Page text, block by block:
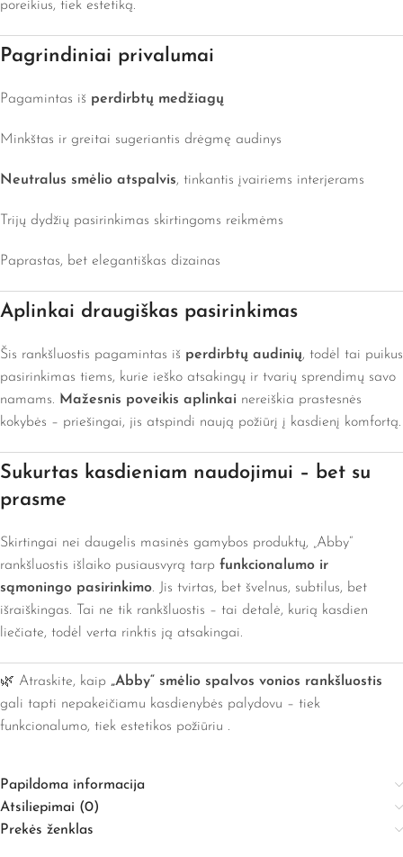
poreikius, tiek estetiką.
Pagrindiniai privalumai
Pagamintas iš perdirbtų medžiagų
Minkštas ir greitai sugeriantis drėgmę audinys
Neutralus smėlio atspalvis, tinkantis įvairiems interjerams
Trijų dydžių pasirinkimas skirtingoms reikmėms
Paprastas, bet elegantiškas dizainas
Aplinkai draugiškas pasirinkimas
Šis rankšluostis pagamintas iš perdirbtų audinių, todėl tai puikus
pasirinkimas tiems, kurie ieško atsakingų ir tvarių sprendimų savo
namams. Mažesnis poveikis aplinkai nereiškia prastesnės
kokybės – priešingai, jis atspindi naują požiūrį į kasdienį komfortą.
Sukurtas kasdieniam naudojimui – bet su
prasme
Skirtingai nei daugelis masinės gamybos produktų, „Abby“
rankšluostis išlaiko pusiausvyrą tarp funkcionalumo ir
sąmoningo pasirinkimo. Jis tvirtas, bet švelnus, subtilus, bet
išraiškingas. Tai ne tik rankšluostis – tai detalė, kurią kasdien
liečiate, todėl verta rinktis ją atsakingai.
🌿 Atraskite, kaip „Abby“ smėlio spalvos vonios rankšluostis
gali tapti nepakeičiamu kasdienybės palydovu – tiek
funkcionalumo, tiek estetikos požiūriu .
Papildoma informacija
Atsiliepimai (0)
Prekės ženklas